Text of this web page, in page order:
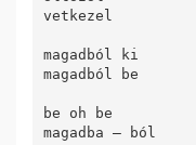
vetkezel
magadból ki
magadból be
be oh be
magadba – ból